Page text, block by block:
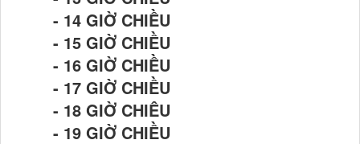
- 14 GIỜ CHIỀU
- 15 GIỜ CHIỀU
- 16 GIỜ CHIỀU
- 17 GIỜ CHIỀU
- 18 GIỜ CHIÊU
- 19 GIỜ CHIỀU